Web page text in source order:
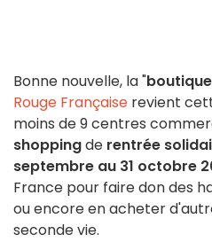
Bonne nouvelle, la "
Rouge Française revient
moins de 9 centres
shoppingde rentrée
septembre au 31 octobre
France pour faire don des
ou encore en acheter
seconde vie.